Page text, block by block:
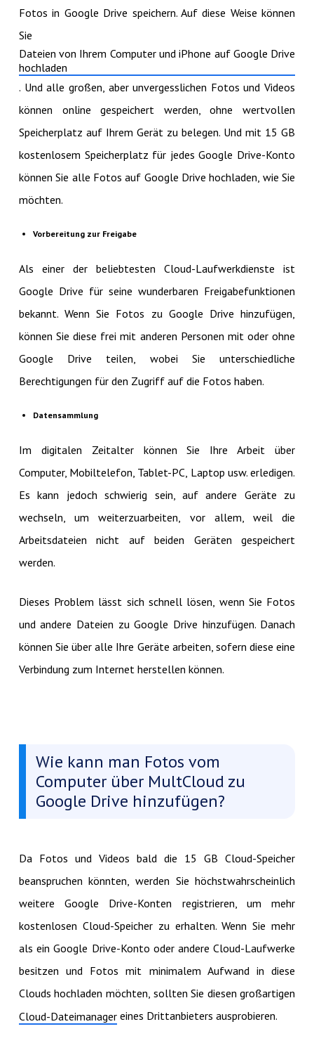
Fotos in Google Drive speichern. Auf diese Weise können
Sie
Dateien von Ihrem Computer und iPhone auf Google Drive
hochladen
. Und alle großen, aber unvergesslichen Fotos und Videos
können online gespeichert werden, ohne wertvollen
Speicherplatz auf Ihrem Gerät zu belegen. Und mit 15 GB
kostenlosem Speicherplatz für jedes Google Drive-Konto
können Sie alle Fotos auf Google Drive hochladen, wie Sie
möchten.
Vorbereitung zur Freigabe
Als einer der beliebtesten Cloud-Laufwerkdienste ist
Google Drive für seine wunderbaren Freigabefunktionen
bekannt. Wenn Sie Fotos zu Google Drive hinzufügen,
können Sie diese frei mit anderen Personen mit oder ohne
Google Drive teilen, wobei Sie unterschiedliche
Berechtigungen für den Zugriff auf die Fotos haben.
Datensammlung
Im digitalen Zeitalter können Sie Ihre Arbeit über
Computer, Mobiltelefon, Tablet-PC, Laptop usw. erledigen.
Es kann jedoch schwierig sein, auf andere Geräte zu
wechseln, um weiterzuarbeiten, vor allem, weil die
Arbeitsdateien nicht auf beiden Geräten gespeichert
werden.
Dieses Problem lässt sich schnell lösen, wenn Sie Fotos
und andere Dateien zu Google Drive hinzufügen. Danach
können Sie über alle Ihre Geräte arbeiten, sofern diese eine
Verbindung zum Internet herstellen können.
Wie kann man Fotos vom
Computer über MultCloud zu
Google Drive hinzufügen?
Da Fotos und Videos bald die 15 GB Cloud-Speicher
beanspruchen könnten, werden Sie höchstwahrscheinlich
weitere Google Drive-Konten registrieren, um mehr
kostenlosen Cloud-Speicher zu erhalten. Wenn Sie mehr
als ein Google Drive-Konto oder andere Cloud-Laufwerke
besitzen und Fotos mit minimalem Aufwand in diese
Clouds hochladen möchten, sollten Sie diesen großartigen
Cloud-Dateimanagereines Drittanbieters ausprobieren.